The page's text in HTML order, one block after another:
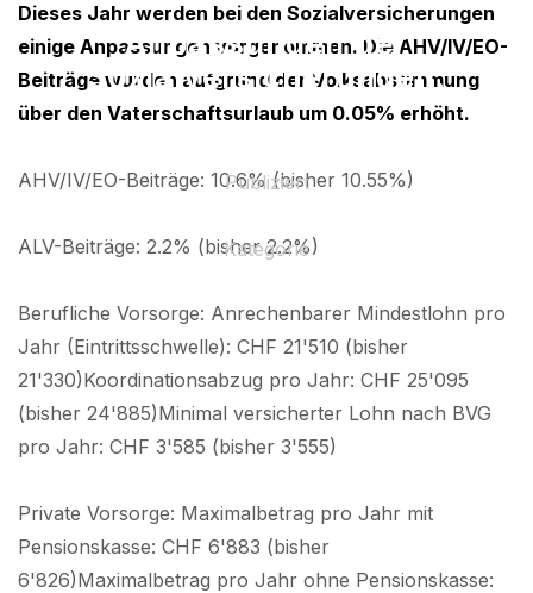
Anpassungen der
Sozialversicherungen.
Publiziert
Kategorie
Dieses Jahr werden bei den Sozialversicherungen
einige Anpassungen vorgenommen. Die AHV/IV/EO-
Beiträge wurden aufgrund der Volksabstimmung
über den Vaterschaftsurlaub um 0.05% erhöht.
AHV/IV/EO-Beiträge: 10.6% (bisher 10.55%)
ALV-Beiträge: 2.2% (bisher 2.2%)
Berufliche Vorsorge: Anrechenbarer Mindestlohn pro
Jahr (Eintrittsschwelle): CHF 21'510 (bisher
21'330)Koordinationsabzug pro Jahr: CHF 25'095
(bisher 24'885)Minimal versicherter Lohn nach BVG
pro Jahr: CHF 3'585 (bisher 3'555)
Private Vorsorge: Maximalbetrag pro Jahr mit
Pensionskasse: CHF 6'883 (bisher
6'826)Maximalbetrag pro Jahr ohne Pensionskasse: